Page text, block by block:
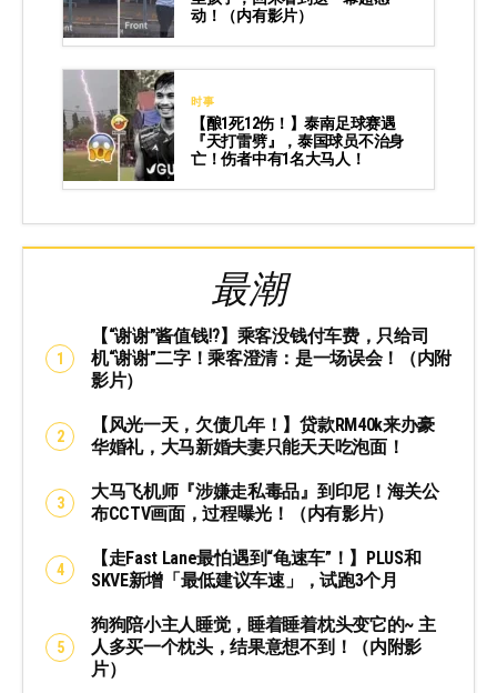
动！（内有影片）
时事
【酿1死12伤！】泰南足球赛遇
『天打雷劈』，泰国球员不治身
亡！伤者中有1名大马人！
最潮
【“谢谢”酱值钱⁉️】乘客没钱付车费，只给司
机“谢谢”二字！乘客澄清：是一场误会！（内附
影片）
【风光一天，欠债几年！】贷款RM40k来办豪
华婚礼，大马新婚夫妻只能天天吃泡面！
大马飞机师『涉嫌走私毒品』到印尼！海关公
布CCTV画面，过程曝光！（内有影片）
【走Fast Lane最怕遇到“龟速车”！】PLUS和
SKVE新增「最低建议车速」，试跑3个月
狗狗陪小主人睡觉，睡着睡着枕头变它的~ 主
人多买一个枕头，结果意想不到！（内附影
片）